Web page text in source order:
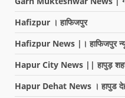
Hafizpur । हाफिजपुर
Hafizpur News |। हाफिजपुर
Hapur City News || हापुड़
Hapur Dehat News । हापुड